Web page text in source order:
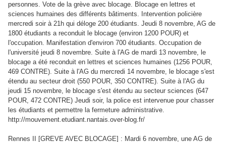
personnes. Vote de la grève avec blocage. Blocage en lettres et
sciences humaines des différents bâtiments. Intervention policière
mercredi soir à 21h qui déloge 200 étudiants. Jeudi 8 novembre, AG de
1800 étudiants a reconduit le blocage (environ 1200 POUR) et
l'occupation. Manifestation d'environ 700 étudiants. Occupation de
l'université jeudi 8 novembre. Suite à l'AG de mardi 13 novembre, le
blocage a été reconduit en lettres et sciences humaines (1256 POUR,
469 CONTRE). Suite à l'AG du mercredi 14 novembre, le blocage s'est
étendu au secteur droit (550 POUR, 350 CONTRE). Suite à l'AG du
jeudi 15 novembre, le blocage s'est étendu au secteur sciences (647
POUR, 472 CONTRE) Jeudi soir, la police est intervenue pour chasser
les étudiants et permettre la fermeture administrative.
http://mouvement.etudiant.nantais.over-blog.fr/
Rennes II [GREVE AVEC BLOCAGE] : Mardi 6 novembre, une AG de